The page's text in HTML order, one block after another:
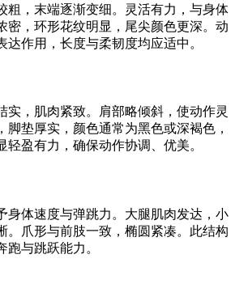
粗，末端逐渐变细。灵活有力，与身体
密，环形花纹明显，尾尖颜色更深。动
达作用，长度与柔韧度均应适中。
实，肌肉紧致。肩部略倾斜，使动作灵
脚垫厚实，颜色通常为黑色或深褐色，
轻盈有力，确保动作协调、优美。
身体速度与弹跳力。大腿肌肉发达，小
。爪形与前肢一致，椭圆紧凑。此结构
与跳跃能力。